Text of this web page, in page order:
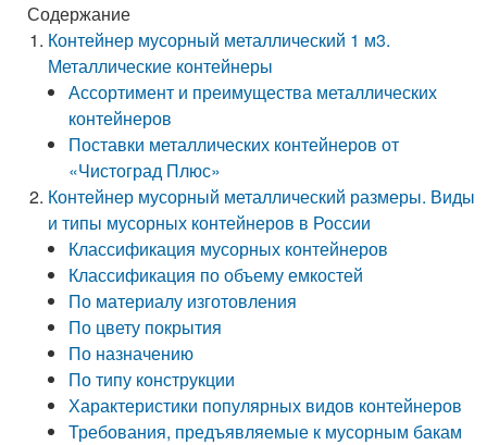
Содержание
Контейнер мусорный металлический 1 м3.
Металлические контейнеры
Ассортимент и преимущества металлических
контейнеров
Поставки металлических контейнеров от
«Чистоград Плюс»
Контейнер мусорный металлический размеры. Виды
и типы мусорных контейнеров в России
Классификация мусорных контейнеров
Классификация по объему емкостей
По материалу изготовления
По цвету покрытия
По назначению
По типу конструкции
Характеристики популярных видов контейнеров
Требования, предъявляемые к мусорным бакам